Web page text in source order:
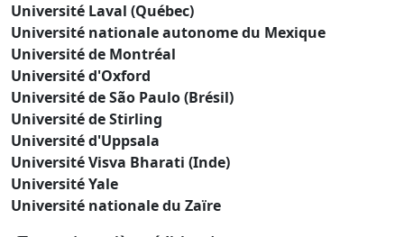
Université Laval (Québec)
Université nationale autonome du Mexique
Université de Montréal
Université d'Oxford
Université de São Paulo (Brésil)
Université de Stirling
Université d'Uppsala
Université Visva Bharati (Inde)
Université Yale
Université nationale du Zaïre